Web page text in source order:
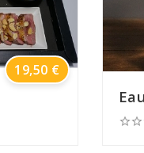
Prix
19,50 €
